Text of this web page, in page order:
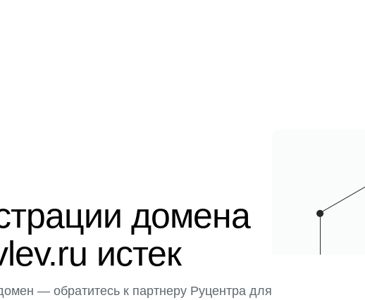
домена
истек
— обратитесь к партнеру Руцентра для